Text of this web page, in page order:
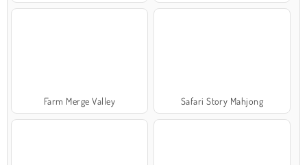
Farm Merge Valley Safari Story Mahjong